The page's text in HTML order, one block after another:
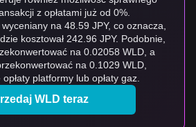
z opłatami już od 0%.
na 48.59 JPY, co oznacza,
kosztował 242.96 JPY. Podobnie,
na 0.02058 WLD, a
na 0.1029 WLD,
platformy lub opłaty gaz.
WLD teraz